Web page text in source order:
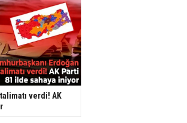
verdi! AK